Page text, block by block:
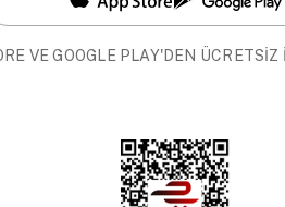
VE GOOGLE PLAY'DEN